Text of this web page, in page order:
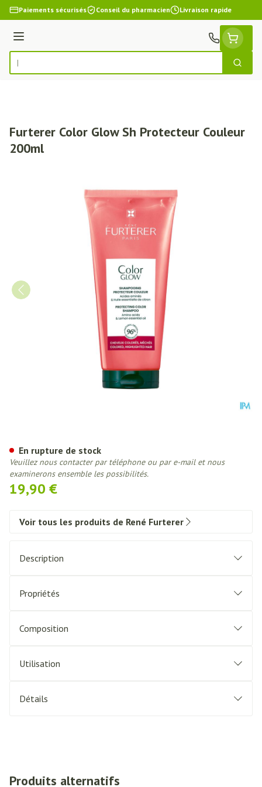
Aller au contenu
Paiements sécurisés Conseil du pharmacien Livraison rapide
Menu
Rechercher
Furterer Color Glow Sh Protecteur Couleur
200ml
19,90 €
En rupture de stock
Veuillez nous contacter par téléphone ou par e-mail et nous
examinerons ensemble les possibilités.
Voir tous les produits de René Furterer
Description
Propriétés
Composition
Utilisation
Détails
Produits alternatifs